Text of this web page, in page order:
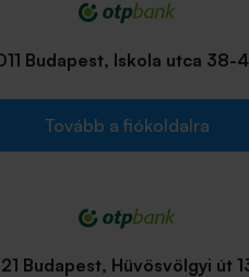
Budapest, Iskola utca 38-
Tovább a fiókoldalra
Budapest, Hüvösvölgyi út